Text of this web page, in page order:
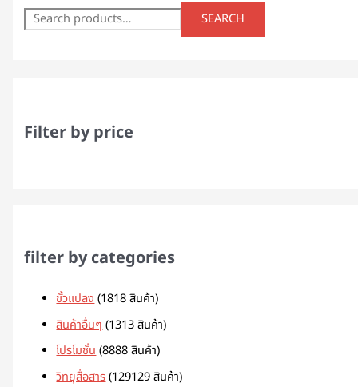
SEARCH
Filter by price
filter by categories
ขั้วแปลง 1818 สินค้า
สินค้าอื่นๆ 1313 สินค้า
โปรโมชั่น 8888 สินค้า
วิทยุสื่อสาร 129129 สินค้า